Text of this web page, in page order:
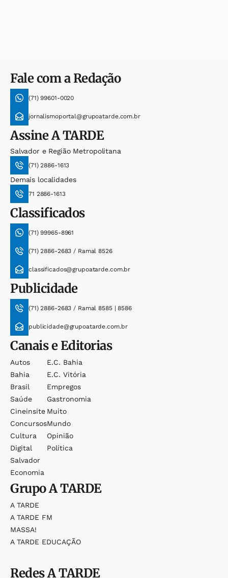
Fale com a Redação
(71) 99601-0020
jornalismoportal@grupoatarde.com.br
AssineA TARDE
Salvador e Região Metropolitana
(71) 2886-1613
Demais localidades
71 2886-1613
Classificados
(71) 99965-8961
(71) 2886-2683 / Ramal 8526
classificados@grupoatarde.com.br
Publicidade
(71) 2886-2683 / Ramal 8585 | 8586
publicidade@grupoatarde.com.br
Canais e Editorias
Autos
Bahia
Brasil
Saúde
Cineinsite
Concursos
Cultura
Digital
Salvador
Economia
E.c. Bahia
E.c. Vitória
Empregos
Gastronomia
Muito
Mundo
Opinião
Política
GrupoA TARDE
A TARDE
A TARDE FM
MASSA!
A TARDE EDUCAÇÃO
RedesA TARDE